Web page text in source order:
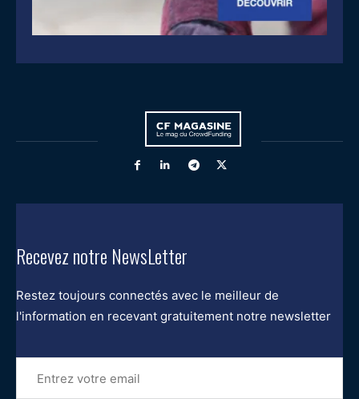
Recevez notre NewsLetter
Restez toujours connectés avec le meilleur de
l'information en recevant gratuitement notre newsletter
Entrez
votre
email